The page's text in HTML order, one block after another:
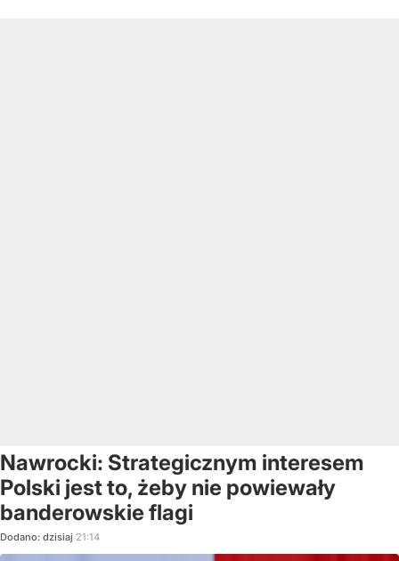
Nawrocki: Strategicznym interesem
Polski jest to, żeby nie powiewały
banderowskie flagi
Dodano: dzisiaj 21:14